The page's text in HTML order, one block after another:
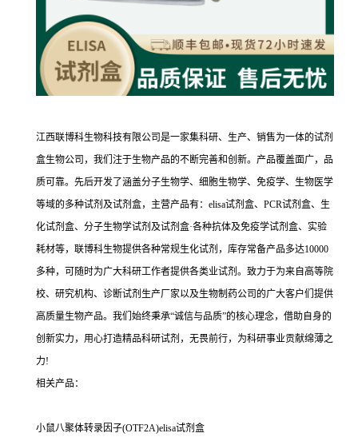
江西联博科生物科技有限公司是一家集科研、生产、销售为一体的试剂
盒生物公司，我们注于生物产品的不断完善和创新。产品覆盖面广，品
质可靠。先后开发了涵盖分子生物学、细胞生物学、免疫学、生物医学
等域的多种试剂及试剂盒，主营产品有：elisa试剂盒、PCR试剂盒、生
化试剂盒、分子生物学试剂及试剂盒·各种抗体及免疫学试剂盒、实验
耗材等，联博科生物提供各种常规生化试剂，库存常备产品多达10000
多种，可随时为广大科研工作者提供各类业试剂。致力于为来自高等院
校、研究机构、诊断试剂生产厂家以及生物制药公司的广大客户们提供
高质量生物产品。我们始终秉承“诚信与品质”的核心理念，借助自身的
创新实力，用心打造精品科研试剂，无畏前行，为科研事业贡献绵薄之
力!
相关产品：
小鼠八聚体转录因子(OTF2A)elisa试剂盒